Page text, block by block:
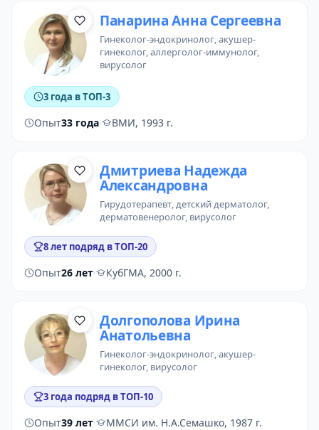
Панарина Анна Сергеевна
гинеколог-эндокринолог,акушер-
гинеколог,аллерголог-иммунолог,
вирусолог
3 года в ТОП-3
Опыт33 года· ВМИ, 1993 г.
Дмитриева Надежда
Александровна
гирудотерапевт,детский дерматолог,
дерматовенеролог, вирусолог
8 лет подряд в ТОП-20
Опыт26 лет· КубГМА, 2000 г.
Долгополова Ирина
Анатольевна
гинеколог-эндокринолог, акушер-
гинеколог, вирусолог
3 года подряд в ТОП-10
Опыт39 лет· ММСИ им. Н.А.Семашко, 1987 г.